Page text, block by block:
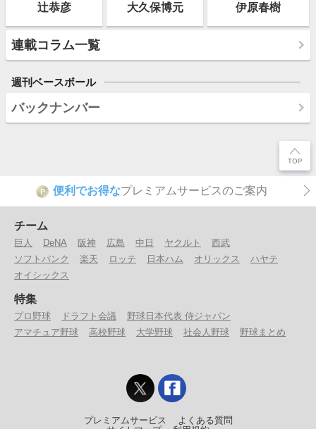
辻恭彦 大久保博元 伊原春樹
連載コラム一覧
週刊ベースボール
バックナンバー
P 便利でお得なプレミアムサービスのご案内
チーム
巨人 DeNA 阪神 広島 中日 ヤクルト
西武
ソフトバンク
楽天 ロッテ 日本ハム オリックス
ハヤテ
オイシックス
特集
プロ野球 ドラフト会議
野球日本代表 侍ジャパン
アマチュア野球
高校野球 大学野球 社会人野球 野球まとめ
プレミアムサービス
よくある質問